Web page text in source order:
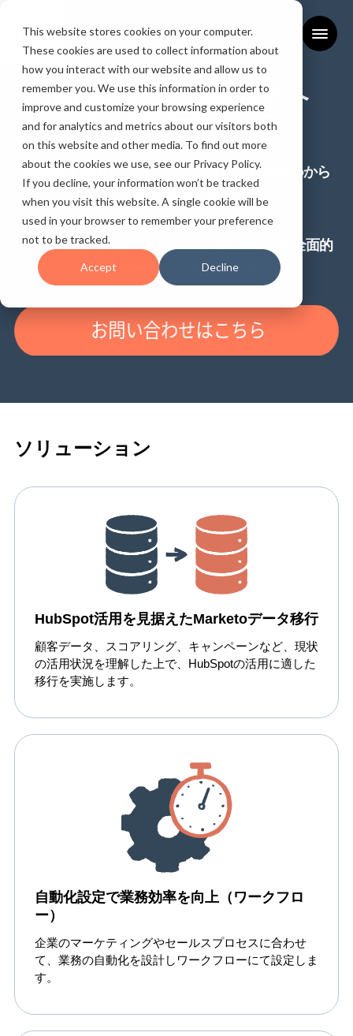
This website stores cookies on your computer.
These cookies are used to collect information about
how you interact with our website and allow us to
remember you. We use this information in order to
improve and customize your browsing experience
and for analytics and metrics about our visitors both
on this website and other media. To find out more
about the cookies we use, see our Privacy Policy.
If you decline, your information won’t be tracked
when you visit this website. A single cookie will be
used in your browser to remember your preference
not to be tracked.
Accept Decline
MarketoからHubSpotへ
データ移行サービス
株式会社100（ハンドレッド）では、Marketoから
HubSpotへの
データ移行、統合設定、
カスタマイズ開発、トレーニングを包含する全面的
な移行サービスを提供します。
ソリューション
HubSpot活用を見据えたMarketoデータ移行
顧客データ、スコアリング、キャンペーンなど、現状
の活用状況を理解した上で、HubSpotの活用に適した
移行を実施します。
自動化設定で業務効率を向上（ワークフロ
ー）
企業のマーケティングやセールスプロセスに合わせ
て、業務の自動化を設計しワークフローにて設定しま
す。